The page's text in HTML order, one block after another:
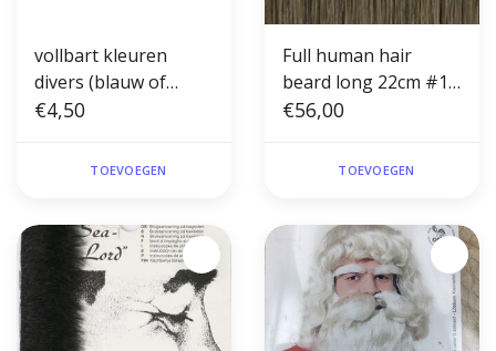
vollbart kleuren
divers (blauw of
groen)
€4,50
TOEVOEGEN
Full human hair
beard long 22cm #10
(theater)
€56,00
TOEVOEGEN